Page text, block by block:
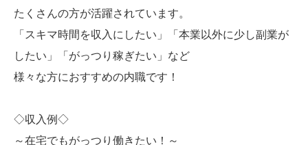
たくさんの方が活躍されています。
「スキマ時間を収入にしたい」「本業以外に少し副業が
したい」「がっつり稼ぎたい」など
様々な方におすすめの内職です！
◇収入例◇
～在宅でもがっつり働きたい！～